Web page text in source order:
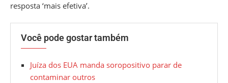
resposta ‘mais efetiva’.
Você pode gostar também
Juíza dos EUA manda soropositivo parar de
contaminar outros